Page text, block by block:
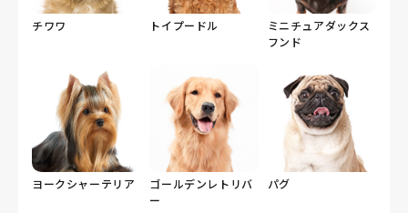
チワワ トイプードル
ミニチュアダックス
フンド
ヨークシャーテリア
ゴールデンレトリバ
ー
パグ